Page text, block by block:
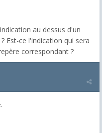
au dessus d'un
Est-ce l'indication qui sera
correspondant ?